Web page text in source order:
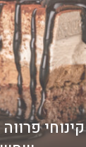
קינוחי